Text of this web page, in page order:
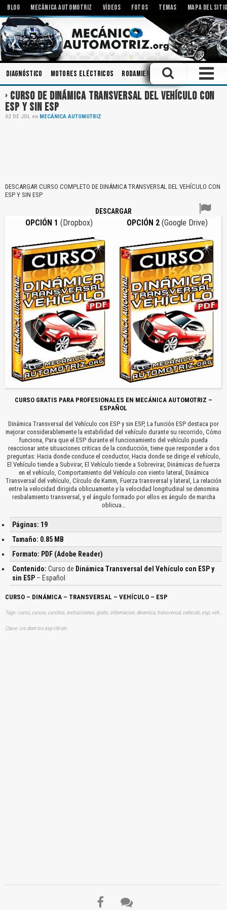
BLOG MECÁNICA AUTOMOTRIZ VÍDEOS FOTOS TEMAS MAPA DEL
Diagnóstico Motores Eléctricos Rodamientos Aceites
CURSO DE DINÁMICA TRANSVERSAL DEL VEHÍCULO CON
ESP Y SIN ESP
02 DE JUL en MECÁNICA AUTOMOTRIZ
DESCARGAR CURSO COMPLETO DE DINÁMICA TRANSVERSAL DEL VEHÍCULO CON
ESP Y SIN ESP
DESCARGAR
OPCIÓN 1 (Dropbox) OPCIÓN 2 (Google Drive)
CURSO GRATIS PARA PROFESIONALES EN MECÁNICA AUTOMOTRIZ –
ESPAÑOL
Dinámica Transversal del Vehículo con ESP y sin ESP, La función ESP destaca por
mejorar considerablemente la estabilidad del vehículo durante su recorrido, Cómo
funciona, Para que el ESP durante el funcionamiento del vehículo pueda
reaccionar ante situaciones criticas de la conducción, tiene que responder a dos
preguntas: Hacia donde conduce el conductor, Hacia donde se dirige el vehículo,
El Vehículo tiende a Subvirar, El Vehículo tiende a Sobrevirar, Dinámicas de fuerza
en el vehículo, Comportamiento del Vehículo con viento lateral, Dinámica
Transversal del vehículo, Círculo de Kamm, Fuerza transversal y lateral, La relación
entre la velocidad dirigida oblicuamente y la velocidad longitudinal se denomina
resbalamiento transversal, y el ángulo formado por ellos es ángulo de marcha
oblicua…
Páginas: 19
Tamaño: 0.85 MB
Formato: PDF (Adobe Reader)
Contenido: Curso de Dinámica Transversal del Vehículo con ESP y
sin ESP– Español
CURSO – DINÁMICA – TRANSVERSAL – VEHÍCULO – ESP
Tags: curso, cursos, cursitos, instrucciones, gratis, informacion, dinamica, transversal, vehiculo, esp, vehiculo, automovil, aprender, descargas
Clave: crs dnm tvs esp vhl atv